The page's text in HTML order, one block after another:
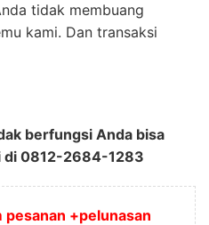
tidak membuang
kami. Dan transaksi
berfungsi Anda bisa
di 0812-2684-1283
pesanan +pelunasan